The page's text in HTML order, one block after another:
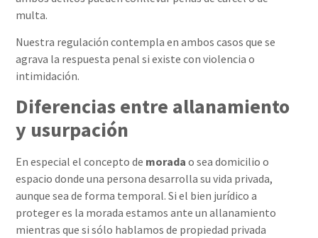
multa.
Nuestra regulación contempla en ambos casos que se
agrava la respuesta penal si existe con violencia o
intimidación.
Diferencias entre allanamiento
y usurpación
En especial el concepto de morada o sea domicilio o
espacio donde una persona desarrolla su vida privada,
aunque sea de forma temporal. Si el bien jurídico a
proteger es la morada estamos ante un allanamiento
mientras que si sólo hablamos de propiedad privada